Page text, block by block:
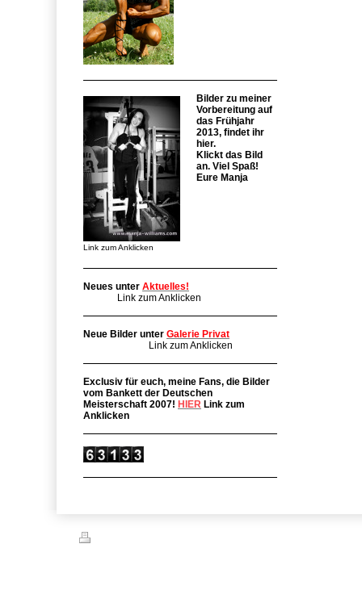
Link zum Anklicken
Bilder zu meiner
Vorbereitung auf
das Frühjahr
2013, findet ihr
hier.
Klickt das Bild
an. Viel Spaß!
Eure Manja
Neues unter Aktuelles!
Link zum Anklicken
Neue Bilder unter Galerie Privat
Link zum Anklicken
Exclusiv für euch, meine Fans, die Bilder
vom Bankett der Deutschen
Meisterschaft 2007! HIER Link zum
Anklicken